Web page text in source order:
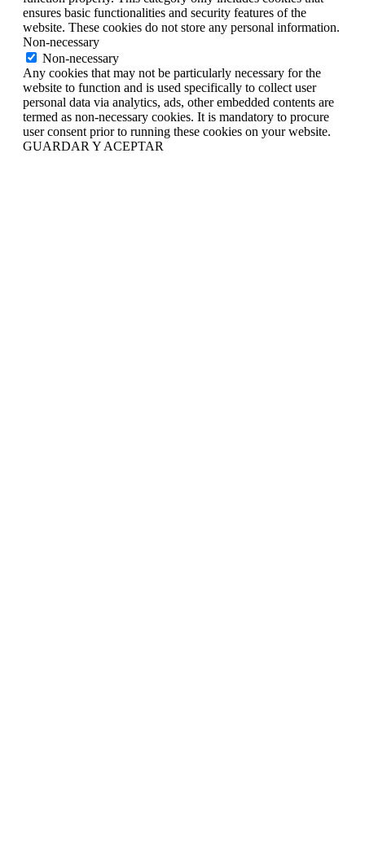
ensures basic functionalities and security features of the
website. These cookies do not store any personal information.
Non-necessary
Non-necessary
Any cookies that may not be particularly necessary for the
website to function and is used specifically to collect user
personal data via analytics, ads, other embedded contents are
termed as non-necessary cookies. It is mandatory to procure
user consent prior to running these cookies on your website.
GUARDAR Y ACEPTAR